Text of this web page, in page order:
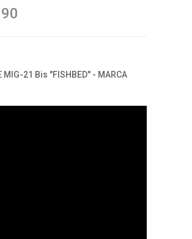
MIG-21 Bis "FISHBED" - MARCA